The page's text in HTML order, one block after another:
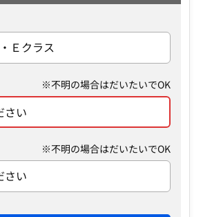
Ｅクラス
※不明の場合はだいたいでOK
さい
※不明の場合はだいたいでOK
さい